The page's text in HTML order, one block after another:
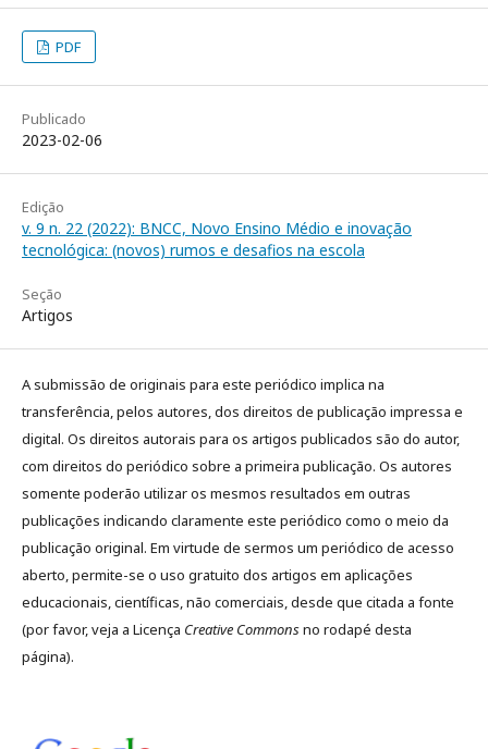
PDF
Publicado
2023-02-06
Edição
v. 9 n. 22 (2022): BNCC, Novo Ensino Médio e inovação
tecnológica: (novos) rumos e desafios na escola
Seção
Artigos
A submissão de originais para este periódico implica na
transferência, pelos autores, dos direitos de publicação impressa e
digital. Os direitos autorais para os artigos publicados são do autor,
com direitos do periódico sobre a primeira publicação. Os autores
somente poderão utilizar os mesmos resultados em outras
publicações indicando claramente este periódico como o meio da
publicação original. Em virtude de sermos um periódico de acesso
aberto, permite-se o uso gratuito dos artigos em aplicações
educacionais, científicas, não comerciais, desde que citada a fonte
(por favor, veja a Licença Creative Commonsno rodapé desta
página).